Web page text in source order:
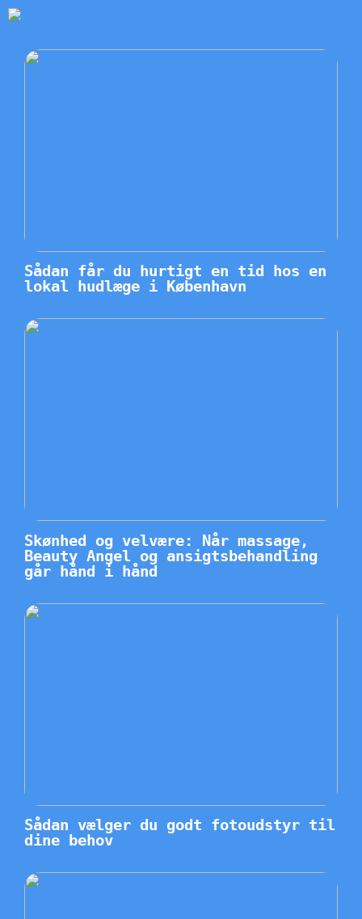
Sådan får du hurtigt en tid hos en
lokal hudlæge i København
Skønhed og velvære: Når massage,
Beauty Angel og ansigtsbehandling
går hånd i hånd
Sådan vælger du godt fotoudstyr til
dine behov